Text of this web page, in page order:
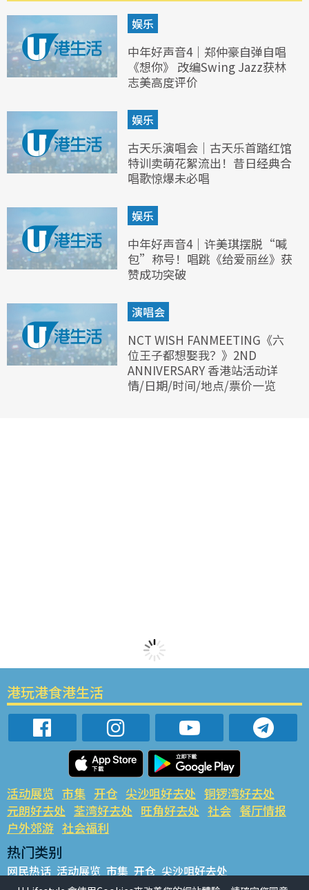
娱乐
中年好声音4｜郑仲豪自弹自唱
《想你》 改编Swing Jazz获林
志美高度评价
娱乐
古天乐演唱会｜古天乐首踏红馆
特训卖萌花絮流出！昔日经典合
唱歌惊爆未必唱
娱乐
中年好声音4｜许美琪摆脱“喊
包”称号！唱跳《给爱丽丝》获
赞成功突破
演唱会
NCT WISH FANMEETING《六
位王子都想娶我？》2ND
ANNIVERSARY 香港站活动详
情/日期/时间/地点/票价一览
港玩港食港生活
活动展览 市集 开仓 尖沙咀好去处 铜锣湾好去处
元朗好去处 荃湾好去处 旺角好去处 社会 餐厅情报
户外郊游 社会福利
热门类别
网民热话 活动展览 市集 开仓 尖沙咀好去处